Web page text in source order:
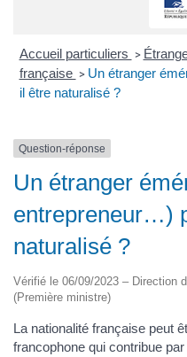
Accueil particuliers >
française > Un étranger
il être naturalisé ?
Question-réponse
Un étranger
entrepreneur…)
naturalisé ?
Vérifié le 06/09/2023 – Direction
(Première ministre)
La nationalité française peut
francophone qui contribue